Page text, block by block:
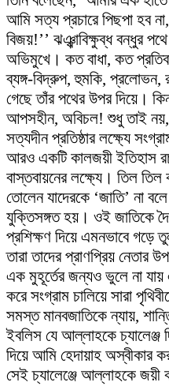
আমি সত্য প্রচারে পিছপা হব
বিজয়!’’ ঝঞ্ঝাবিক্ষুব্ধ বন্ধুর
অভিমুখে। কত বাধা, কত
ব্যঙ্গ-বিদ্রুপ, হুমকি,
গেছে তাঁর পথের উপর দিয়ে।
আপসহীন, অবিচল! শুধু তাই নয়,
সত্যদীন প্রতিষ্ঠার লক্ষ্যে
আরও একটি কালজয়ী ইতিহাস
বাস্তবায়নের লক্ষ্যে। তিল
তোলেন যাদেরকে ‘জাতি’ না বলে
যুক্তিসঙ্গত হয়। ওই জাতিকে
প্রশিক্ষণ দিয়ে এমনভাবে গড়ে
তারা তাদের প্রাণপ্রিয় নেতার
এক মুহূর্তের জন্যও ভুলে না যায়
করে সংগ্রাম চালিয়ে সারা
সমস্ত মানবজাতিকে ন্যায়,
ইবলিস যে আল্লাহকে চ্যালেঞ্জ
দিয়ে আমি হেদায়াহ অস্বীকার
সেই চ্যালেঞ্জে আল্লাহকে জয়ী